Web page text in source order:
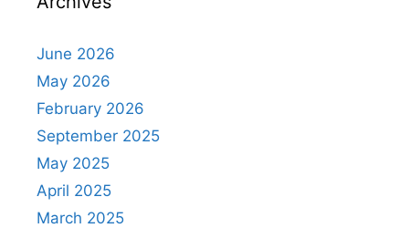
June 2026
May 2026
February 2026
September 2025
May 2025
April 2025
March 2025